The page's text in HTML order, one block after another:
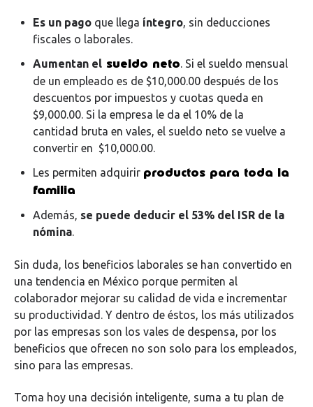
Es un pago que llegaíntegro, sin deducciones
fiscales o laborales.
Aumentan el sueldo neto. Si el sueldo mensual
de un empleado es de $10,000.00 después de los
descuentos por impuestos y cuotas queda en
$9,000.00. Si la empresa le da el 10% de la
cantidad bruta en vales, el sueldo neto se vuelve a
convertir en $10,000.00.
Les permiten adquirir productos para toda la
familia
Además, se puede deducir el 53% del ISR de la
nómina.
Sin duda, los beneficios laborales se han convertido en
una tendencia en México porque permiten al
colaborador mejorar su calidad de vida e incrementar
su productividad. Y dentro de éstos, los más utilizados
por las empresas son los vales de despensa, por los
beneficios que ofrecen no son solo para los empleados,
sino para las empresas.
Toma hoy una decisión inteligente, suma a tu plan de